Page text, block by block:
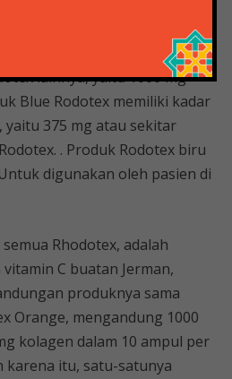
vitamin C dengan jumlah
lainnya, yaitu 1000 mg
Blue Rodotex memiliki kadar
375 mg atau sekitar
. Produk Rodotex biru
digunakan oleh pasien di
Rhodotex, adalah
C buatan Jerman,
produknya sama
Orange, mengandung 1000
kolagen dalam 10 ampul per
karena itu, satu-satunya